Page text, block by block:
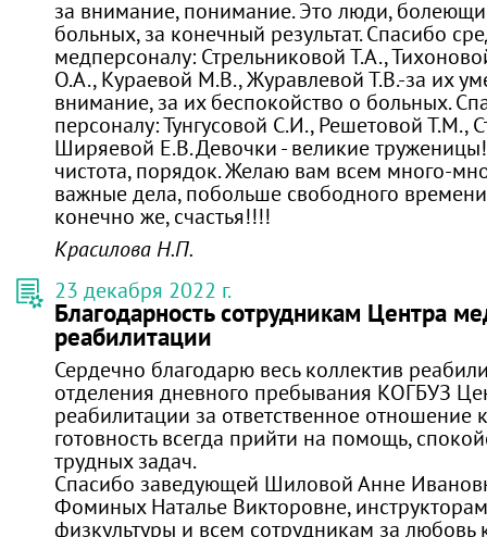
за внимание, понимание. Это люди,
больных, за конечный результат. Спасибо
медперсоналу: Стрельниковой Т.А.,
О.А., Кураевой М.В., Журавлевой Т.В.-за их
внимание, за их беспокойство о больных.
персоналу: Тунгусовой С.И., Решетовой Т.М.,
Ширяевой Е.В. Девочки - великие
чистота, порядок. Желаю вам всем много-
важные дела, побольше свободного
конечно же, счастья!!!!
Красилова Н.П.
23 декабря 2022 г.
Благодарность сотрудникам Центра
реабилитации
Сердечно благодарю весь коллектив
отделения дневного пребывания КОГБУЗ
реабилитации за ответственное отношение
готовность всегда прийти на помощь,
трудных задач.
Спасибо заведующей Шиловой Анне
Фоминых Наталье Викторовне,
физкультуры и всем сотрудникам за любовь